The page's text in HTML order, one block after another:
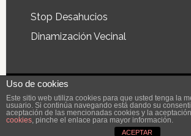
Stop Desahucios
Dinamización Vecinal
Diseño y desarrollo de aplicaciones y
Digiworks®
Uso de cookies
Este sitio web utiliza cookies para que usted tenga la
usuario. Si continúa navegando está dando su
aceptación de las mencionadas cookies y la
cookies, pinche el enlace para mayor información.
ACEPTAR